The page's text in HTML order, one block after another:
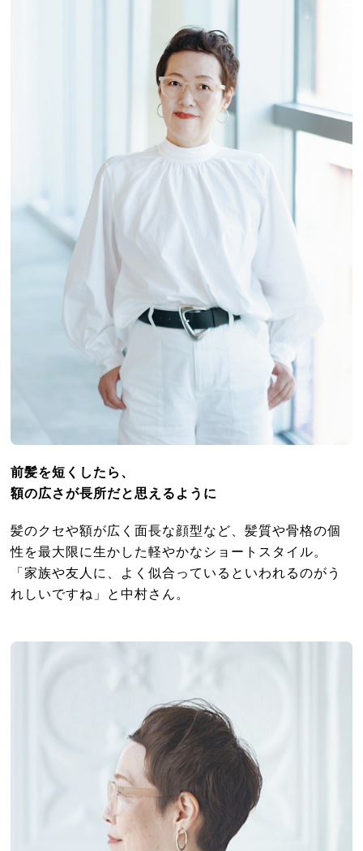
前髪を短くしたら、
額の広さが長所だと思えるように
髪のクセや額が広く面長な顔型など、髪質や骨格の個
性を最大限に生かした軽やかなショートスタイル。
「家族や友人に、よく似合っているといわれるのがう
れしいですね」と中村さん。